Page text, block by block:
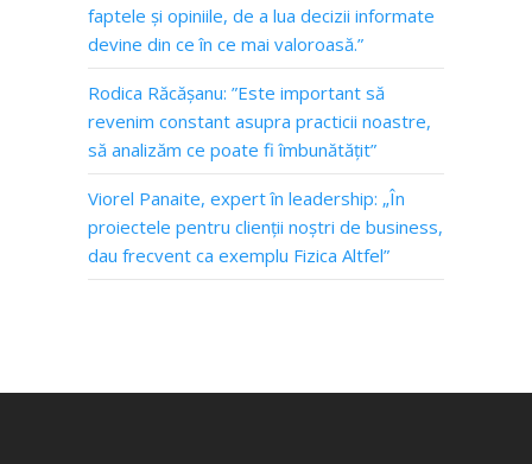
faptele și opiniile, de a lua decizii informate
devine din ce în ce mai valoroasă.”
Rodica Răcășanu: ”Este important să
revenim constant asupra practicii noastre,
să analizăm ce poate fi îmbunătățit”
Viorel Panaite, expert în leadership: „În
proiectele pentru clienții noștri de business,
dau frecvent ca exemplu Fizica Altfel”